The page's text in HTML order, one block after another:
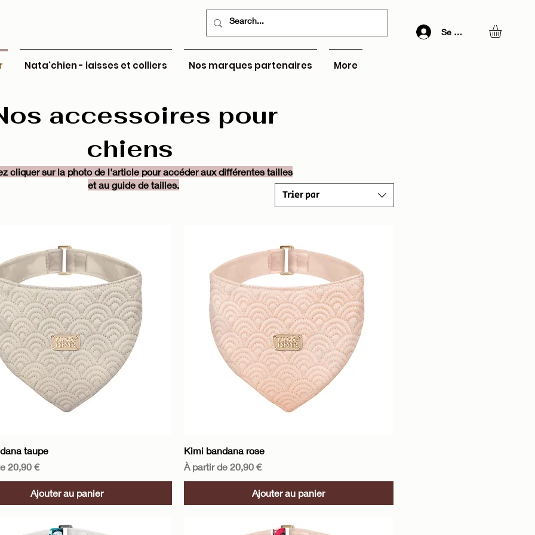
Se connecter
Nata'chien - laisses et colliers Nos marques partenaires More
accessoires pour
chiens
Trier par
Aperçu rapide
taupe
20,90 €
Ajouter au panier
Aperçu rapide
Kimi bandana rose
À partir de 20,90 €
Prix promotionnel
Ajouter au panier
cliquer sur la photo de l'article pour accéder aux différentes tailles
et au guide de tailles.